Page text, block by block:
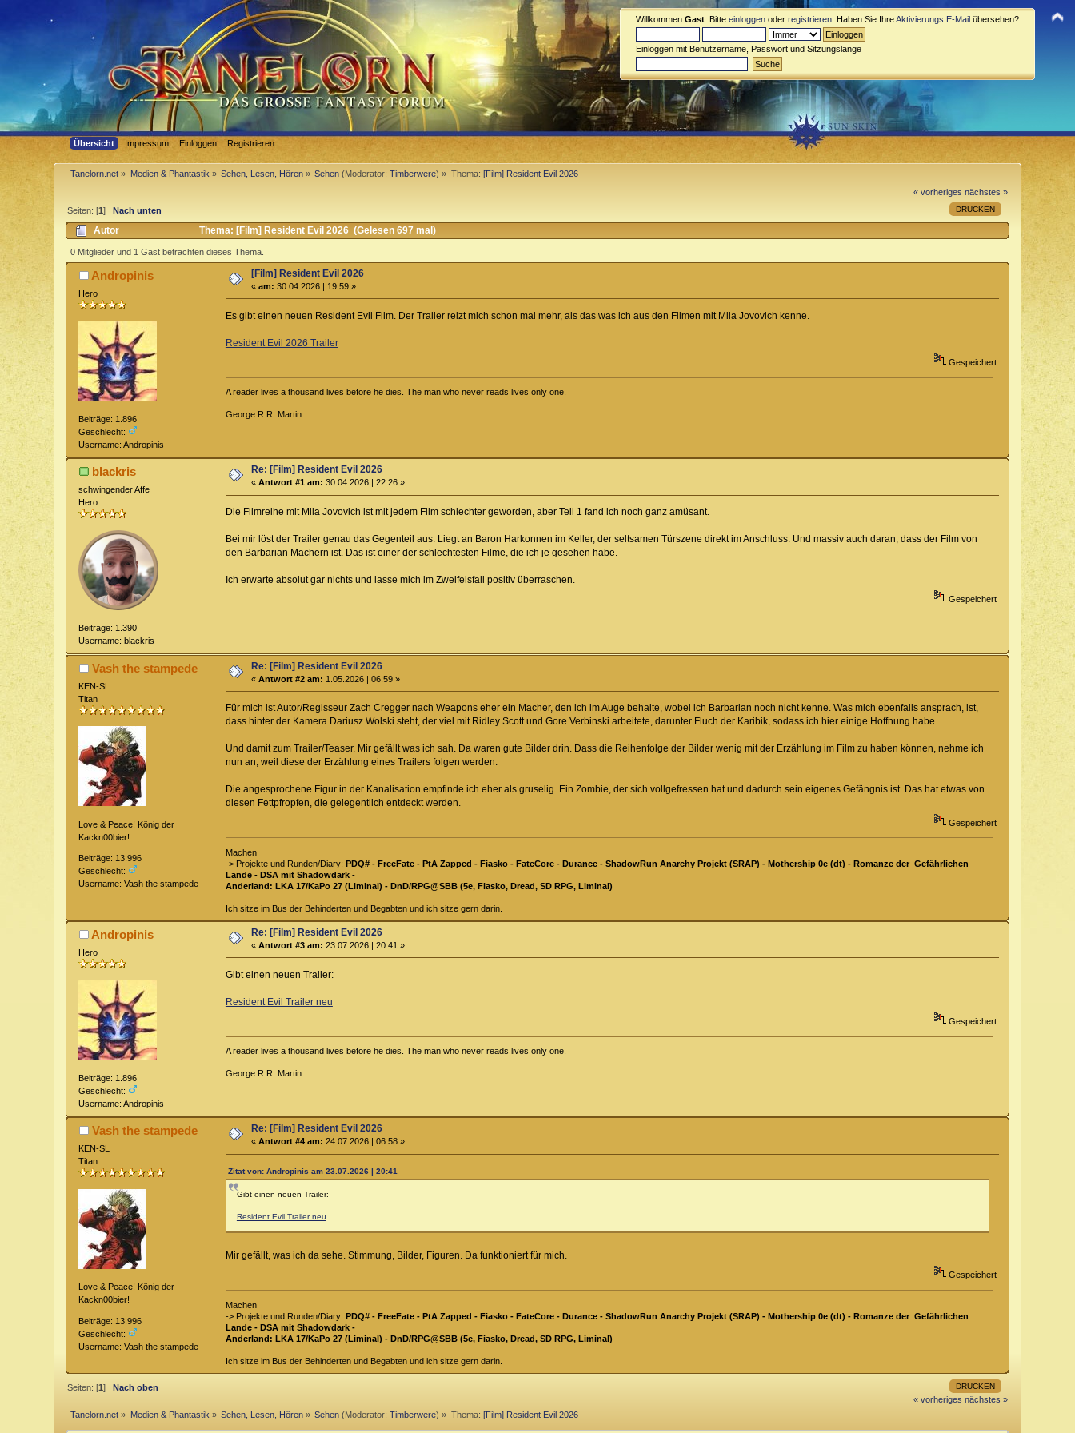
Willkommen Gast . Bitte einloggen oder registrieren . Haben Sie IhreAktivierungs E-Mail übersehen?
Einloggen mit Benutzername, Passwort und Sitzungslänge
Übersicht Impressum Einloggen Registrieren
Tanelorn.net » Medien & Phantastik » Sehen, Lesen, Hören » Sehen (Moderator:Timberwere) » Thema: [Film] Resident Evil 2026
« vorheriges nächstes »
DRUCKEN
Seiten: [1]Nach unten
Autor Thema: [Film] Resident Evil 2026 (Gelesen 697 mal)
0 Mitglieder und 1 Gast betrachten dieses Thema.
Andropinis
Hero
Beiträge: 1.896
Geschlecht:
Username: Andropinis
[Film] Resident Evil 2026
«am: 30.04.2026 | 19:59 »
Es gibt einen neuen Resident Evil Film. Der Trailer reizt mich schon mal mehr, als das was ich aus den Filmen mit Mila Jovovich kenne.
Resident Evil 2026 Trailer
Gespeichert
A reader lives a thousand lives before he dies. The man who never reads lives only one.
George R.R. Martin
blackris
schwingender Affe
Hero
Beiträge: 1.390
Username: blackris
Re: [Film] Resident Evil 2026
«Antwort #1 am: 30.04.2026 | 22:26 »
Die Filmreihe mit Mila Jovovich ist mit jedem Film schlechter geworden, aber Teil 1 fand ich noch ganz amüsant.
Bei mir löst der Trailer genau das Gegenteil aus. Liegt an Baron Harkonnen im Keller, der seltsamen Türszene direkt im Anschluss. Und massiv auch daran, dass der Film von
den Barbarian Machern ist. Das ist einer der schlechtesten Filme, die ich je gesehen habe.
Ich erwarte absolut gar nichts und lasse mich im Zweifelsfall positiv überraschen.
Gespeichert
Vash the stampede
KEN-SL
Titan
Love & Peace! König der
Kackn00bier!
Beiträge: 13.996
Geschlecht:
Username: Vash the stampede
Re: [Film] Resident Evil 2026
«Antwort #2 am: 1.05.2026 | 06:59 »
Für mich ist Autor/Regisseur Zach Cregger nach Weapons eher ein Macher, den ich im Auge behalte, wobei ich Barbarian noch nicht kenne. Was mich ebenfalls ansprach, ist,
dass hinter der Kamera Dariusz Wolski steht, der viel mit Ridley Scott und Gore Verbinski arbeitete, darunter Fluch der Karibik, sodass ich hier einige Hoffnung habe.
Und damit zum Trailer/Teaser. Mir gefällt was ich sah. Da waren gute Bilder drin. Dass die Reihenfolge der Bilder wenig mit der Erzählung im Film zu haben können, nehme ich
nun an, weil diese der Erzählung eines Trailers folgen werden.
Die angesprochene Figur in der Kanalisation empfinde ich eher als gruselig. Ein Zombie, der sich vollgefressen hat und dadurch sein eigenes Gefängnis ist. Das hat etwas von
diesen Fettpfropfen, die gelegentlich entdeckt werden.
Gespeichert
Machen
-> Projekte und Runden/Diary: PDQ# - FreeFate - PtA Zapped - Fiasko - FateCore - Durance - ShadowRun Anarchy Projekt (SRAP) - Mothership 0e (dt) - Romanze der Gefährlichen
Lande - DSA mit Shadowdark -
Anderland: LKA 17/KaPo 27 (Liminal) - DnD/RPG@SBB (5e, Fiasko, Dread, SD RPG, Liminal)
Ich sitze im Bus der Behinderten und Begabten und ich sitze gern darin.
Andropinis
Hero
Beiträge: 1.896
Geschlecht:
Username: Andropinis
Re: [Film] Resident Evil 2026
«Antwort #3 am: 23.07.2026 | 20:41 »
Gibt einen neuen Trailer:
Resident Evil Trailer neu
Gespeichert
A reader lives a thousand lives before he dies. The man who never reads lives only one.
George R.R. Martin
Vash the stampede
KEN-SL
Titan
Love & Peace! König der
Kackn00bier!
Beiträge: 13.996
Geschlecht:
Username: Vash the stampede
Re: [Film] Resident Evil 2026
«Antwort #4 am: 24.07.2026 | 06:58 »
Zitat von: Andropinis am 23.07.2026 | 20:41
Gibt einen neuen Trailer:
Resident Evil Trailer neu
Mir gefällt, was ich da sehe. Stimmung, Bilder, Figuren. Da funktioniert für mich.
Gespeichert
Machen
-> Projekte und Runden/Diary: PDQ# - FreeFate - PtA Zapped - Fiasko - FateCore - Durance - ShadowRun Anarchy Projekt (SRAP) - Mothership 0e (dt) - Romanze der Gefährlichen
Lande - DSA mit Shadowdark -
Anderland: LKA 17/KaPo 27 (Liminal) - DnD/RPG@SBB (5e, Fiasko, Dread, SD RPG, Liminal)
Ich sitze im Bus der Behinderten und Begabten und ich sitze gern darin.
DRUCKEN
Seiten: [1]Nach oben
« vorheriges nächstes »
Tanelorn.net » Medien & Phantastik » Sehen, Lesen, Hören » Sehen (Moderator:Timberwere) » Thema: [Film] Resident Evil 2026